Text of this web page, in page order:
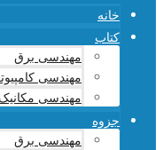
خانه
کتاب
مهندسی برق
مهندسی
مهندسی مکانیک
جزوه
مهندسی برق